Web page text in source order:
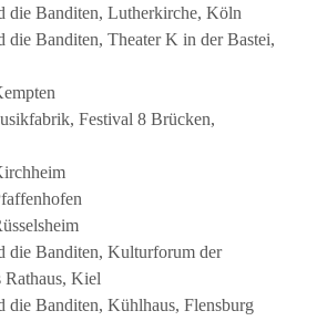
die Banditen, Lutherkirche, Köln
die Banditen, Theater K in der Bastei,
Festival 8 Brücken,
die Banditen, Kulturforum der
Rathaus, Kiel
die Banditen, Kühlhaus, Flensburg